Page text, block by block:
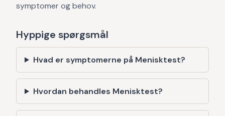
symptomer og behov.
Hyppige spørgsmål
Hvad er symptomerne på Menisktest?
Hvordan behandles Menisktest?